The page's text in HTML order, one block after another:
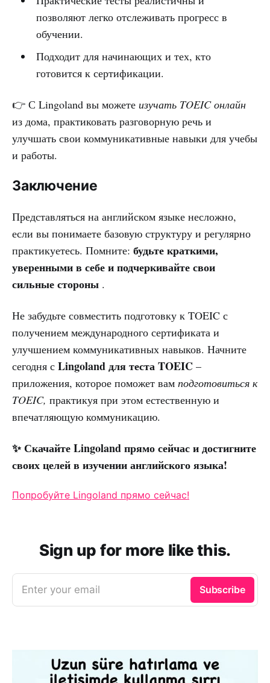
позволяют легко отслеживать прогресс в
обучении.
Подходит для начинающих и тех, кто
готовится к сертификации.
👉 С Lingoland вы можете изучать TOEIC онлайн
из дома, практиковать разговорную речь и
улучшать свои коммуникативные навыки для учебы
и работы.
Заключение
Представляться на английском языке несложно,
если вы понимаете базовую структуру и регулярно
практикуетесь. Помните: будьте краткими,
уверенными в себе и подчеркивайте свои
сильные стороны .
Не забудьте совместить подготовку к TOEIC с
получением международного сертификата и
улучшением коммуникативных навыков. Начните
сегодня с Lingoland для теста TOEIC –
приложения, которое поможет вам подготовиться к
TOEIC, практикуя при этом естественную и
впечатляющую коммуникацию.
✨ Скачайте Lingoland прямо сейчас и достигните
своих целей в изучении английского языка!
Попробуйте Lingoland прямо сейчас!
Sign up for more like this.
Enter your email Subscribe